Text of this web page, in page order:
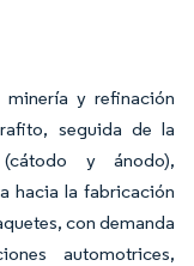
y refinación
seguida de la
y ánodo),
hacia la fabricación
con demanda
automotrices,